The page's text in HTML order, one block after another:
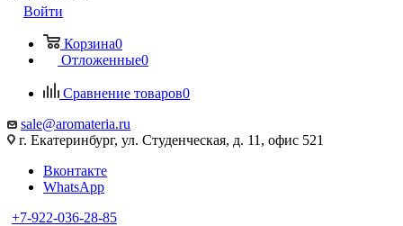
Войти
Корзина0
Отложенные0
Сравнение товаров0
sale@aromateria.ru
г. Екатеринбург, ул. Студенческая, д. 11, офис 521
Вконтакте
WhatsApp
+7-922-036-28-85